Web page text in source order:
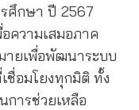
ศึกษา ปี 2567
ความเสมอภาค
ายเพื่อพัฒนาระบบ
ชื่อมโยงทุกมิติ ทั้ง
การช่วยเหลือ